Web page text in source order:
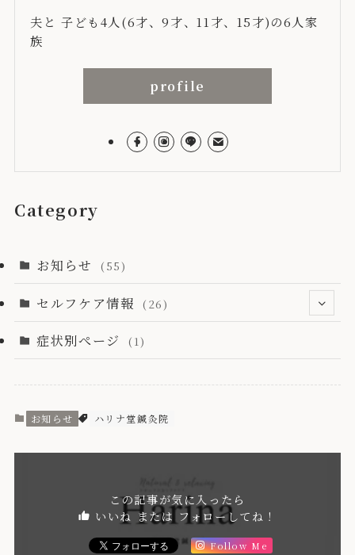
夫と 子ども4人(6才、9才、11才、15才)の6人家
族
profile
Category
お知らせ (55)
セルフケア情報 (26)
(23)
症状別ぺージ (1)
お知らせ ハリナ堂鍼灸院
この記事が気に入ったら
いいね または フォローしてね！
Follow Me